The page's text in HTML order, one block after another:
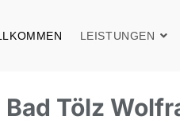
LEISTUNGEN
Tölz